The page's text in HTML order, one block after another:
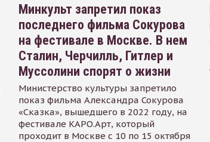
Минкульт запретил показ
последнего фильма Сокурова
на фестивале в Москве. В нем
Сталин, Черчилль, Гитлер и
Муссолини спорят о жизни
Министерство культуры запретило
показ фильма Александра Сокурова
«Сказка», вышедшего в 2022 году, на
фестивале КАРО.Арт, который
проходит в Москве с 10 по 15 октября